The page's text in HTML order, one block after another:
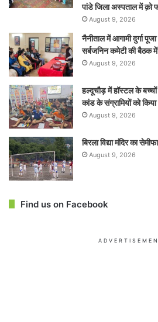
पांडे जिला अस्पताल में क़ो
August 9, 2026
नैनीताल में आगामी दुर्गा
सर्बजनिन कमेटी की बैठक
August 9, 2026
हल्दूचौड़ में हॉस्टल के
कांड के संग्रामियों को
August 9, 2026
बिरला विद्या मंदिर का
August 9, 2026
Find us on Facebook